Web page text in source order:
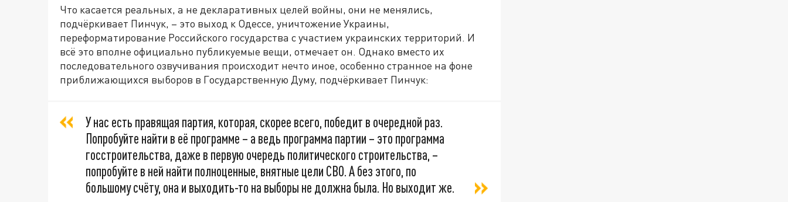
Что касается реальных, а не декларативных целей войны, они не менялись,
подчёркивает Пинчук, – это выход к Одессе, уничтожение Украины,
переформатирование Российского государства с участием украинских территорий. И
всё это вполне официально публикуемые вещи, отмечает он. Однако вместо их
последовательного озвучивания происходит нечто иное, особенно странное на фоне
приближающихся выборов в Государственную Думу, подчёркивает Пинчук:
У нас есть правящая партия, которая, скорее всего, победит в очередной раз.
Попробуйте найти в её программе – а ведь программа партии – это программа
госстроительства, даже в первую очередь политического строительства, –
попробуйте в ней найти полноценные, внятные цели СВО. А без этого, по
большому счёту, она и выходить-то на выборы не должна была. Но выходит же.